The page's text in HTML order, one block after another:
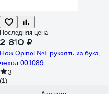
Последняя цена
2 810 ₽
Нож Opinel №8 рукоять из бука,
чехол 001089
3
(1)